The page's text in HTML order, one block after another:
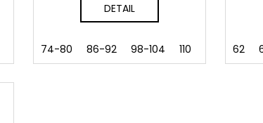
DETAIL
74-80 86-92 98-104 110 122
62